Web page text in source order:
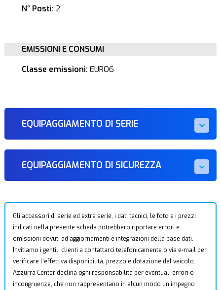
N° Posti: 2
EMISSIONI E CONSUMI
Classe emissioni: EURO6
EQUIPAGGIAMENTO DI SERIE
EQUIPAGGIAMENTO DI SICUREZZA
Gli accessori di serie ed extra serie, i dati tecnici, le foto e i prezzi
indicati nella presente scheda potrebbero riportare errori e
omissioni dovuti ad aggiornamenti e integrazioni della base dati.
Invitiamo i gentili clienti a contattarci telefonicamente o via e-mail per
verificare l’effettiva disponibilità, prezzo e dotazione del veicolo.
Azzurra Center declina ogni responsabilità per eventuali errori o
incongruenze, che non rappresentano in alcun modo un impegno